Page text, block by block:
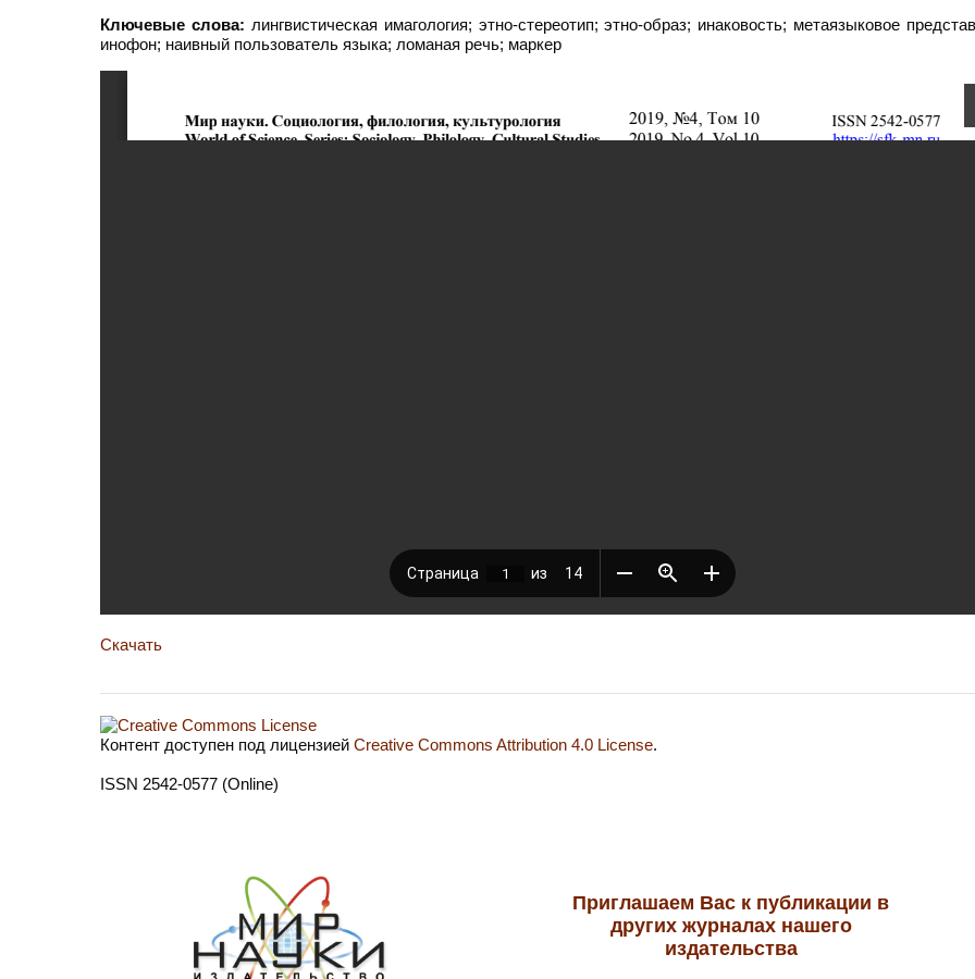
Ключевые слова: лингвистическая имагология; этно-стереотип; этно-образ; инаковость; метаязыковое
инофон; наивный пользователь языка; ломаная речь; маркер
Скачать
Контент доступен под лицензией Creative Commons Attribution 4.0 License.
ISSN 2542-0577 (Online)
Приглашаем Вас к публикации в
других журналах нашего
издательства